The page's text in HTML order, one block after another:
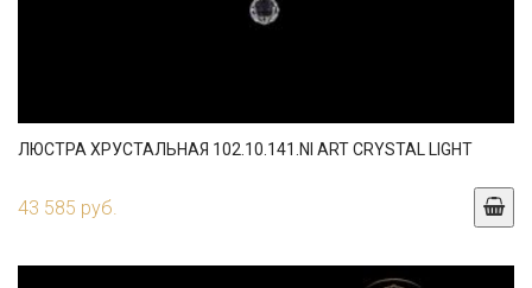
ЛЮСТРА ХРУСТАЛЬНАЯ 102.10.141.NI ART CRYSTAL LIGHT
43 585 руб.